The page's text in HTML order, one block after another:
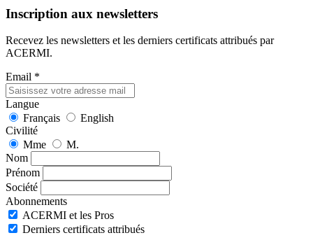
Inscription aux newsletters
Recevez les newsletters et les derniers certificats attribués par
ACERMI.
Email *
Langue
Français
English
Civilité
Mme
M.
Nom
Prénom
Société
Abonnements
ACERMI et les Pros
Derniers certificats attribués